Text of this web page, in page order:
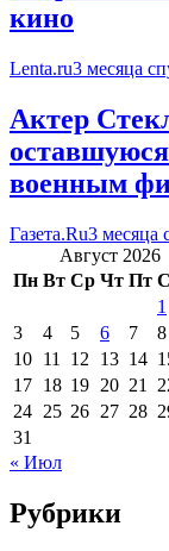
кино
Lenta.ru3 месяца
Актер
военным
Газета.Ru3 месяца
Август 2026
Пн Вт Ср Чт Пт
1
3
4 5 6 7 8
10 11 12 13 14
17 18 19 20 21
24 25 26 27 28
31
« Июл
Рубрики